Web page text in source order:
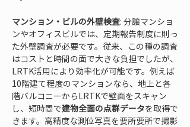
マンション・ビルの外壁検査: 分譲マンショ
ンやオフィスビルでは、定期報告制度に則っ
た外壁調査が必要です。従来、この種の調査
はコストと時間の面で大きな負担でしたが、
LRTK活用により効率化が可能です。例えば
10階建て程度のマンションなら、地上と各
階バルコニーからLRTKで壁面をスキャン
し、短時間で建物全面の点群データを取得で
きます。高精度な測位写真を要所要所で撮影